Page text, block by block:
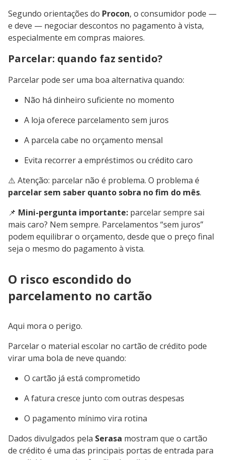
Segundo orientações do Procon, o consumidor pode —
e deve — negociar descontos no pagamento à vista,
especialmente em compras maiores.
Parcelar: quando faz sentido?
Parcelar pode ser uma boa alternativa quando:
Não há dinheiro suficiente no momento
A loja oferece parcelamento sem juros
A parcela cabe no orçamento mensal
Evita recorrer a empréstimos ou crédito caro
⚠️ Atenção: parcelar não é problema. O problema é
parcelar sem saber quanto sobra no fim do mês.
📌 Mini-pergunta importante: parcelar sempre sai
mais caro? Nem sempre. Parcelamentos “sem juros”
podem equilibrar o orçamento, desde que o preço final
seja o mesmo do pagamento à vista.
O risco escondido do
parcelamento no cartão
Aqui mora o perigo.
Parcelar o material escolar no cartão de crédito pode
virar uma bola de neve quando:
O cartão já está comprometido
A fatura cresce junto com outras despesas
O pagamento mínimo vira rotina
Dados divulgados pela Serasa mostram que o cartão
de crédito é uma das principais portas de entrada para